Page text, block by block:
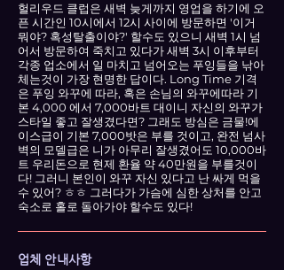
헐리우드 클럽은 새벽 늦게까지 영업을 하기에 오
픈 시간인 10시에서 12시 사이에 방문하면 '이거
뭐야? 혹성탈출이야?' 할수도 있으니 새벽 1시 넘
어서 방문하여 죽치고 있다가 새벽 3시 이후부터
각종 업소에서 일 마치고 넘어오는 푸잉들을 낚아
체는것이 가장 현명한 답이다. Long Time 기격
은 푸잉 와꾸에 따라, 혹은 손님의 와꾸에따라 기
본 4,000 에서 7,000바트 대이니 자신의 와꾸가
스타일 좋고 잘생겼다면? 그래도 방심은 금물!에
이스급이 기본 7,000밧은 부를 것이고, 완전 넘사
벽의 모델급은 니가 아무리 잘생겼어도 10,000바
트 우리돈으로 현제 환율 약 40만원을 부를것이
다! 그러니 본인이 와꾸 자신 있다고 난 싸게 먹을
수 있어? ㅎㅎ 그러다가 가슴에 심한 상처를 안고
숙소로 홀로 돌아가야 할수도 있다!
업체 안내사항